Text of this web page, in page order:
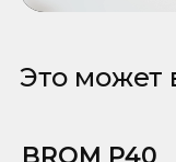
Это может
BROM P40